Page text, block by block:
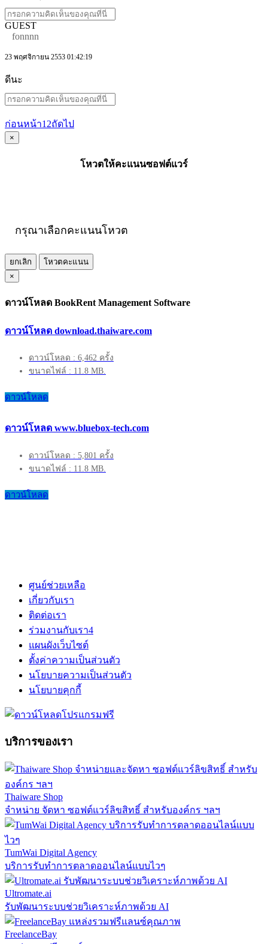
GUEST
fonnnn
23 พฤศจิกายน 2553 01:42:19
ดีนะ
ก่อนหน้า1 2ถัดไป
×
โหวตให้คะแนนซอฟต์แวร์
กรุณาเลือกคะแนนโหวต
ยกเลิก
โหวตคะแนน
×
ดาวน์โหลด BookRent Management Software
ดาวน์โหลด download.thaiware.com
ดาวน์โหลด : 6,462 ครั้ง
ขนาดไฟล์ : 11.8 MB.
ดาวน์โหลด
ดาวน์โหลด www.bluebox-tech.com
ดาวน์โหลด : 5,801 ครั้ง
ขนาดไฟล์ : 11.8 MB.
ดาวน์โหลด
ศูนย์ช่วยเหลือ
เกี่ยวกับเรา
ติดต่อเรา
ร่วมงานกับเรา4
แผนผังเว็บไซต์
ตั้งค่าความเป็นส่วนตัว
นโยบายความเป็นส่วนตัว
นโยบายคุกกี้
บริการของเรา
Thaiware Shop
จำหน่าย จัดหา ซอฟต์แวร์ลิขสิทธิ์ สำหรับองค์กร ฯลฯ
TumWai Digital Agency
บริการรับทำการตลาดออนไลน์แบบไวๆ
Ultromate.ai
รับพัฒนาระบบช่วยวิเคราะห์ภาพด้วย AI
FreelanceBay